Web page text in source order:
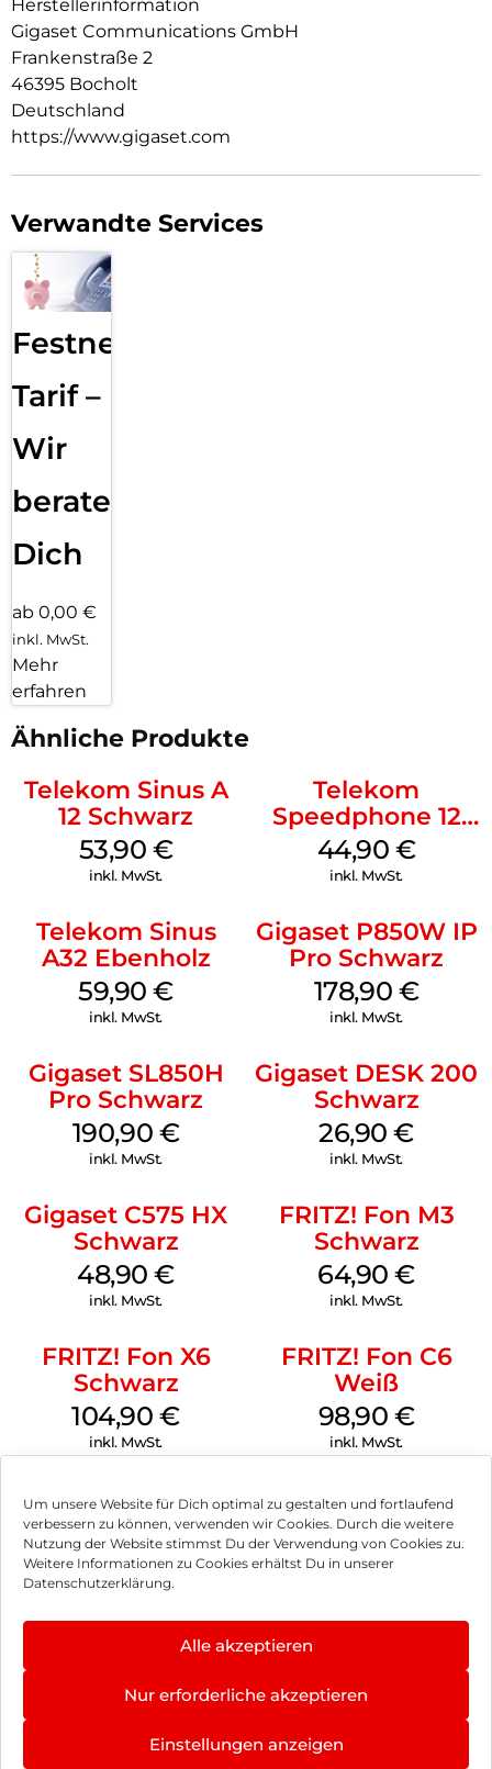
Um unsere Website für Dich optimal zu gestalten und fortlaufend
verbessern zu können, verwenden wir Cookies. Durch die weitere
Nutzung der Website stimmst Du der Verwendung von Cookies zu.
Weitere Informationen zu Cookies erhältst Du in unserer
Datenschutzerklärung.
Alle akzeptieren
Nur erforderliche akzeptieren
Einstellungen anzeigen
nicht möglich. Im N530 IP-System wird die Sicherheit des
Netzwerks durch SIP-Sicherheit ergänzt. Eine
durchgängige Sicherheit ist gewährleistet. Die Sicherheit
umfasst SRTP/SIPS/TLS, LDAP(S) und HTTPS.
Konnektivität:
Bewährte und optimierte SIP-Technologie garantiert hohe
mit vielen Plattformen und Netzbetreibern interoperabel.
Provider und Mobilteil Kompatibilität finden Sie auf
wiki.gigaset.com.
Flexible Nutzung:
Alle aktuellen Gigaset Professional Mobilteile sind mit dem
N530 kompatibel und lassen sich problemlos integrieren.
Schließen Sie bis zu 8 Mobilteile an und erhöhen Sie die
Einfache Einrichtung und Konfiguration:
Administratoren profitieren von der Zero-Touch-
Provisionierung. Die intuitive webbasierte Schnittstelle mit
Unterstützung von Standardprotokollen machen die
Konfiguration extrem einfach und schnell.
Herstellerinformation
Gigaset Communications GmbH
Frankenstraße 2
46395 Bocholt
Deutschland
https://www.gigaset.com
Verwandte Services
Festnetz
Tarif –
Wir
beraten
Dich
ab 0,00 €
inkl. MwSt.
Mehr
erfahren
Ähnliche Produkte
Telekom Sinus A
12 Schwarz
53,90 €
inkl. MwSt.
Telekom
Speedphone 12
Petrol
44,90 €
inkl. MwSt.
Telekom Sinus
A32 Ebenholz
59,90€
inkl. MwSt.
Gigaset P850W IP
Pro Schwarz
178,90 €
inkl. MwSt.
Gigaset SL850H
Pro Schwarz
190,90 €
inkl. MwSt.
Gigaset DESK 200
Schwarz
26,90€
inkl. MwSt.
Gigaset C575 HX
Schwarz
48,90€
inkl. MwSt.
FRITZ! Fon M3
Schwarz
64,90€
inkl. MwSt.
FRITZ! Fon X6
Schwarz
104,90€
inkl. MwSt.
FRITZ! Fon C6
Weiß
98,90 €
inkl. MwSt.
Impressum
Hinweis zur Batterieentsorgung
Newsletter